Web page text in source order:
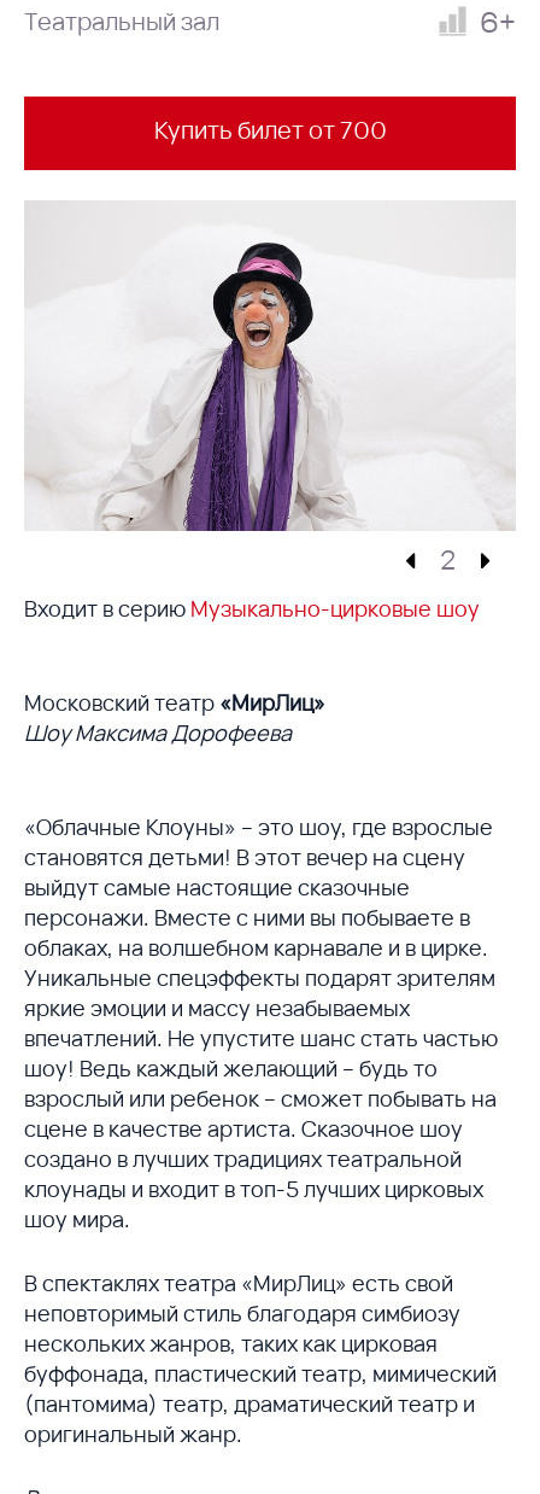
Театральный зал 6+
Купить билет от 700
2
Входит в серию Музыкально-цирковые шоу
Московский театр «МирЛиц»
Шоу Максима Дорофеева
«Облачные Клоуны» – это шоу, где взрослые
становятся детьми! В этот вечер на сцену
выйдут самые настоящие сказочные
персонажи. Вместе с ними вы побываете в
облаках, на волшебном карнавале и в цирке.
Уникальные спецэффекты подарят зрителям
яркие эмоции и массу незабываемых
впечатлений. Не упустите шанс стать частью
шоу! Ведь каждый желающий – будь то
взрослый или ребенок – сможет побывать на
сцене в качестве артиста. Сказочное шоу
создано в лучших традициях театральной
клоунады и входит в топ-5 лучших цирковых
шоу мира.
В спектаклях театра «МирЛиц» есть свой
неповторимый стиль благодаря симбиозу
нескольких жанров, таких как цирковая
буффонада, пластический театр, мимический
(пантомима) театр, драматический театр и
оригинальный жанр.